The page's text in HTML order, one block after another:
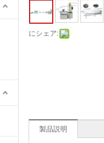
にシェア:
製品説明